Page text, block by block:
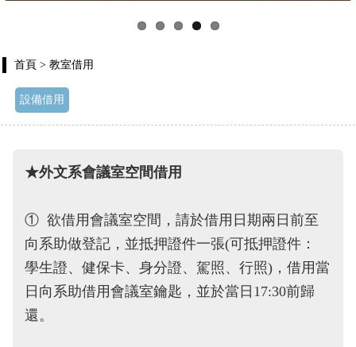
首頁 > 教室借用
設備借用
★外文系會議室空間借用
① 欲借用會議室空間，請於借用日期兩日前至
向系助做登記，並抵押證件一張(可抵押證件：
學生證、健保卡、身分證、駕照、行照) ，借用當
日向系助借用會議室鑰匙，並於當日 17:30前歸
還。